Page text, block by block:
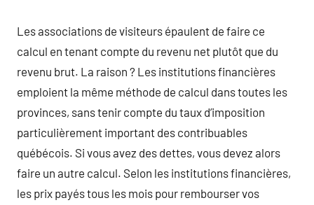
Les associations de visiteurs épaulent de faire ce
calcul en tenant compte du revenu net plutôt que du
revenu brut. La raison ? Les institutions financières
emploient la même méthode de calcul dans toutes les
provinces, sans tenir compte du taux d’imposition
particulièrement important des contribuables
québécois. Si vous avez des dettes, vous devez alors
faire un autre calcul. Selon les institutions financières,
les prix payés tous les mois pour rembourser vos